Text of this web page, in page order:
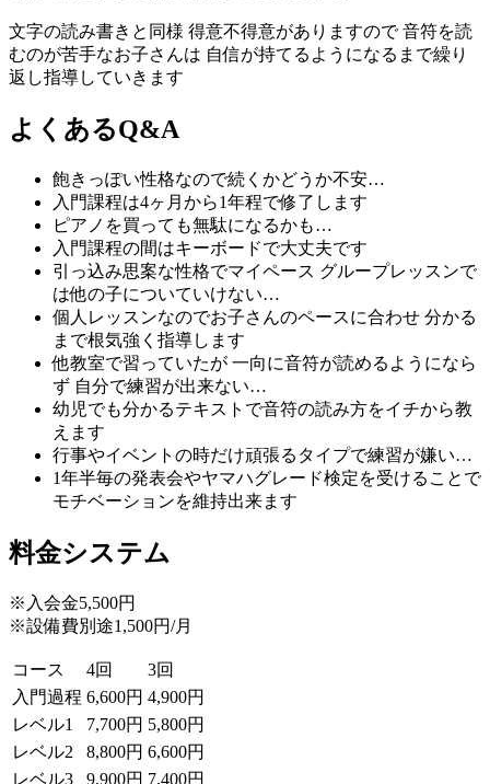
文字の読み書きと同様 得意不得意がありますので 音符を読
むのが苦手なお子さんは 自信が持てるようになるまで繰り
返し指導していきます
よくあるQ&A
飽きっぽい性格なので続くかどうか不安…
入門課程は4ヶ月から1年程で修了します
ピアノを買っても無駄になるかも…
入門課程の間はキーボードで大丈夫です
引っ込み思案な性格でマイペース グループレッスンで
は他の子についていけない…
個人レッスンなのでお子さんのペースに合わせ 分かる
まで根気強く指導します
他教室で習っていたが 一向に音符が読めるようになら
ず 自分で練習が出来ない…
幼児でも分かるテキストで音符の読み方をイチから教
えます
行事やイベントの時だけ頑張るタイプで練習が嫌い…
1年半毎の発表会やヤマハグレード検定を受けることで
モチベーションを維持出来ます
料金システム
※入会金5,500円
※設備費別途1,500円/月
コース 4回
3回
入門過程 6,600円 4,900円
レベル1
7,700円 5,800円
レベル2
8,800円 6,600円
レベル3
9,900円 7,400円